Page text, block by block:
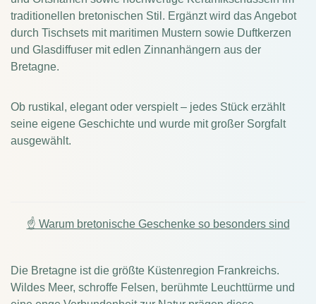
traditionellen bretonischen Stil. Ergänzt wird das Angebot
durch Tischsets mit maritimen Mustern sowie Duftkerzen
und Glasdiffuser mit edlen Zinnanhängern aus der
Bretagne.
Ob rustikal, elegant oder verspielt – jedes Stück erzählt
seine eigene Geschichte und wurde mit großer Sorgfalt
ausgewählt.
☝ Warum bretonische Geschenke so besonders sind
Die Bretagne ist die größte Küstenregion Frankreichs.
Wildes Meer, schroffe Felsen, berühmte Leuchttürme und